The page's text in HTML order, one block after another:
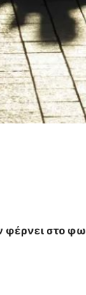
φέρνει στο